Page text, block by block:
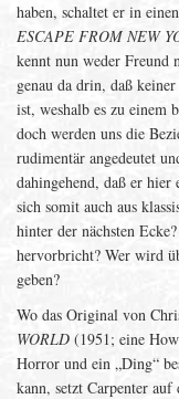
haben, schaltet er in
ESCAPE FROM NEW
kennt nun weder Freund
genau da drin, daß
ist, weshalb es zu einem
doch werden uns die
rudimentär angedeutet
dahingehend, daß er hier
sich somit auch aus
hinter der nächsten
hervorbricht? Wer wird
geben?
Wo das Original von
WORLD (1951; eine
Horror und ein „Ding“
kann, setzt Carpenter